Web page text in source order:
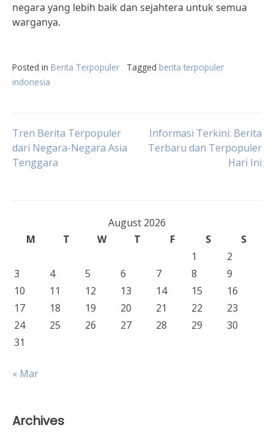
negara yang lebih baik dan sejahtera untuk semua
warganya.
Posted in Berita Terpopuler Tagged berita terpopuler
indonesia
Post
navigation
Tren Berita Terpopuler
dari Negara-Negara Asia
Tenggara
Informasi Terkini: Berita
Terbaru dan Terpopuler
Hari Ini
August 2026
M
T W T F S
S
1
2
3
4 5 6 7 8
9
10
11 12 13 14 15
16
17
18 19 20 21 22
23
24
25 26 27 28 29
30
31
« Mar
Archives